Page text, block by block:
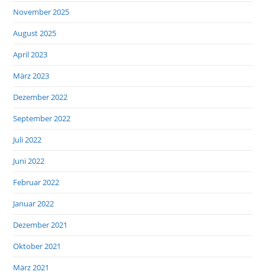
November 2025
August 2025
April 2023
März 2023
Dezember 2022
September 2022
Juli 2022
Juni 2022
Februar 2022
Januar 2022
Dezember 2021
Oktober 2021
März 2021